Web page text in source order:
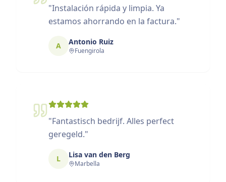
"Instalación rápida y limpia. Ya
estamos ahorrando en la factura."
A Antonio Ruiz
Fuengirola
"Fantastisch bedrijf. Alles perfect
geregeld."
L Lisa van den Berg
Marbella